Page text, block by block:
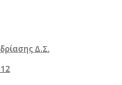
Δ.Σ.